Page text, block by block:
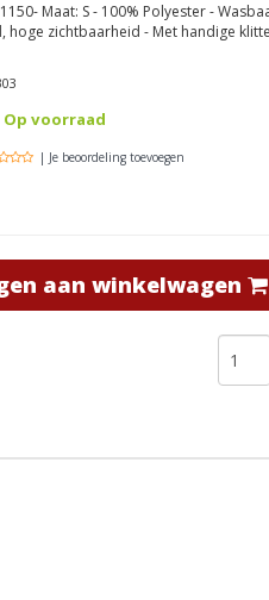
Maat: S - 100% Polyester -
hoge zichtbaarheid - Met handige
Op voorraad
| Je beoordeling toevoegen
aan winkelwagen